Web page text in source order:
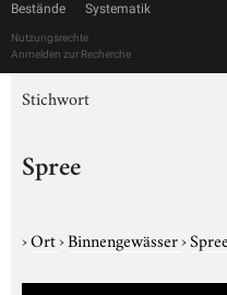
Bestände Systematik
Nutzungsrechte
Anmelden zur Recherche
Stichwort
Spree
›Ort›Binnengewässer›Spree